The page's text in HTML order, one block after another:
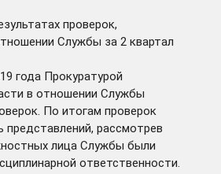
проверок,
Службы за 2 квартал
года Прокуратурой
в отношении Службы
По итогам проверок
представлений, рассмотрев
лица Службы были
ответственности.